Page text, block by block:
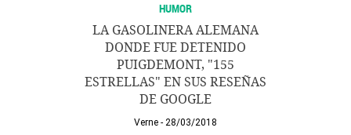
HUMOR
LA GASOLINERA ALEMANA
DONDE FUE DETENIDO
PUIGDEMONT, "155
ESTRELLAS" EN SUS RESEÑAS
DE GOOGLE
Verne 28/03/2018